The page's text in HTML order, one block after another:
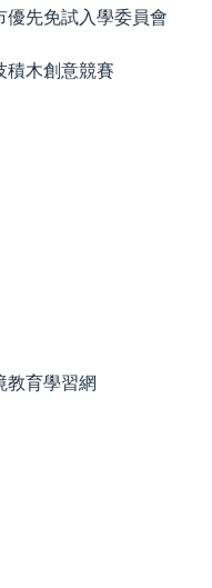
先免試入學委員會
積木創意競賽
教育學習網